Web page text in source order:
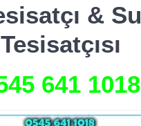
& Su
Tesisatçısı
641 1018